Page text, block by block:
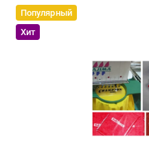
Популярный
Хит